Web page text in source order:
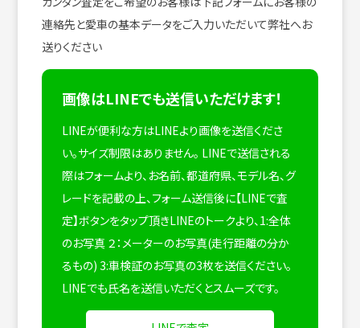
連絡先と愛車の基本データをご入力いただいて弊社へお
送りください
画像はLINEでも送信いただけます！
LINEが便利な方はLINEより画像を送信くださ
い。サイズ制限はありません。 LINEで送信される
際はフォームより、お名前、都道府県、モデル名、グ
レードを記載の上、フォーム送信後に【LINEで査
定】ボタンをタップ頂きLINEのトークより、1:全体
のお写真 ２：メーターのお写真(走行距離の分か
るもの) 3:車検証のお写真の3枚を送信ください。
LINEでも氏名を送信いただくとスムーズです。